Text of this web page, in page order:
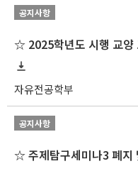
공지사항
자유전공학부
공지사항